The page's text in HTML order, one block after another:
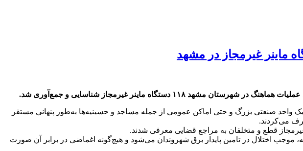
ماینر غیرمجاز شناسایی و جمع‌آوری شد.
یک واحد صنعتی بزرگ و حتی اماکن عمومی از جمله مساجد و حسینیه‌ها به‌طور پنهانی مستقر
قطع و متخلفان به مراجع قضایی معرفی شدند.
موجب اختلال در تامین پایدار برق شهروندان می‌شود و هیچ‌گونه اغماضی در برابر آن صورت